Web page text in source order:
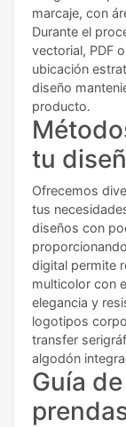
marcaje, con
Durante el
vectorial, PDF
ubicación
diseño
producto.
tu
Ofrecemos
tus
diseños con
digital permite
multicolor con
elegancia y
logotipos
transfer
algodón
Guía